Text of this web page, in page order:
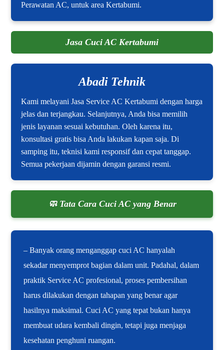
Perawatan AC, untuk area Kertabumi.
Jasa Cuci AC Kertabumi
Abadi Tehnik
Kami melayani Jasa Service AC Kertabumi dengan harga
jelas dan terjangkau. Selanjutnya, Anda bisa memilih
jenis layanan sesuai kebutuhan. Oleh karena itu,
konsultasi gratis bisa Anda lakukan kapan saja. Di
samping itu, teknisi kami responsif dan cepat tanggap.
Semua pekerjaan dijamin dengan garansi resmi.
🧼 Tata Cara Cuci AC yang Benar
– Banyak orang menganggap cuci AC hanyalah
sekadar menyemprot bagian dalam unit. Padahal, dalam
praktik Service AC profesional, proses pembersihan
harus dilakukan dengan tahapan yang benar agar
hasilnya maksimal. Cuci AC yang tepat bukan hanya
membuat udara kembali dingin, tetapi juga menjaga
kesehatan penghuni ruangan.